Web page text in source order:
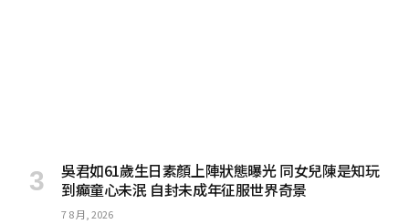
吳君如61歲生日素顏上陣狀態曝光 同女兒陳是知玩
到癲童心未泯 自封未成年征服世界奇景
7 8 月, 2026